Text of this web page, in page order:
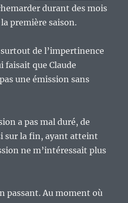
durant des mois
première saison.
de l’impertinence
faisait que Claude
une émission sans
a pas mal duré, de
sur la fin, ayant atteint
ne m’intéressait plus
passant. Au moment où